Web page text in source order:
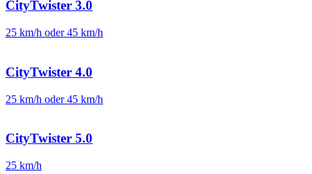
CityTwister 3.0
25 km/h oder 45 km/h
CityTwister 4.0
25 km/h oder 45 km/h
CityTwister 5.0
25 km/h